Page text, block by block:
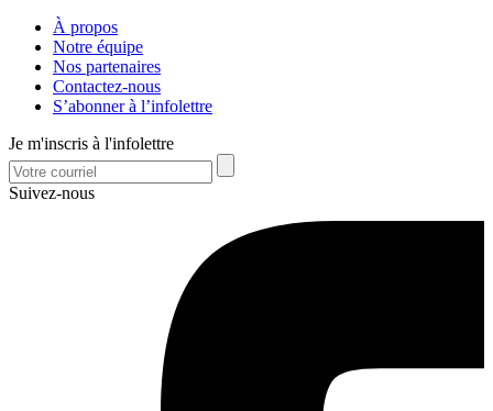
À propos
Notre équipe
Nos partenaires
Contactez-nous
S’abonner à l’infolettre
Je m'inscris à l'infolettre
Suivez-nous